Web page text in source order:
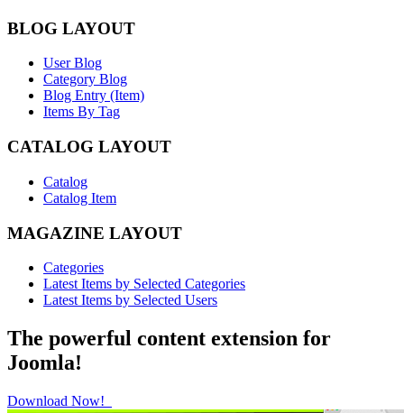
BLOG LAYOUT
User Blog
Category Blog
Blog Entry (Item)
Items By Tag
CATALOG LAYOUT
Catalog
Catalog Item
MAGAZINE LAYOUT
Categories
Latest Items by Selected Categories
Latest Items by Selected Users
The powerful content extension for
Joomla!
Download Now!